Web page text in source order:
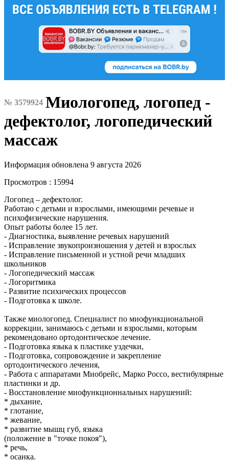
№ 3579924 Миологопед, логопед -
дефектолог, логопедический
массаж
Информация обновлена 9 августа 2026
Просмотров : 15994
Логопед – дефектолог.
Работаю с детьми и взрослыми, имеющими речевые и
психофизические нарушения.
Опыт работы более 15 лет.
- Диагностика, выявление речевых нарушений
- Исправление звукопроизношения у детей и взрослых
- Исправление письменной и устной речи младших
школьников
- Логопедический массаж
- Логоритмика
- Развитие психических процессов
- Подготовка к школе.
Также миологопед. Специалист по миофункциональной
коррекции, занимаюсь с детьми и взрослыми, которым
рекомендовано ортодонтическое лечение.
- Подготовка языка к пластике уздечки,
- Подготовка, сопровождение и закрепление
ортодонтического лечения,
- Работа с аппаратами Миобрейс, Марко Россо, вестибулярные
пластинки и др.
- Восстановление миофункционнальных нарушений:
* дыхание,
* глотание,
* жевание,
* развитие мышц губ, языка
(положение в "точке покоя"),
* речь,
* осанка.